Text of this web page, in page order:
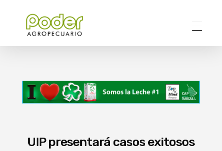
UIP presentará casos exitosos